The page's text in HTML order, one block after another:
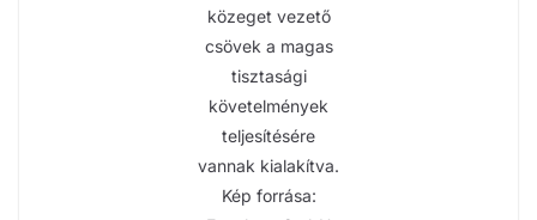
közeget vezető
csövek a magas
tisztasági
követelmények
teljesítésére
vannak kialakítva.
Kép forrása: